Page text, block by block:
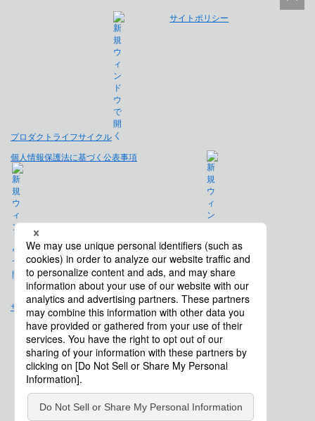
プロダクトライフサイクル
サイトポリシー
個人情報保護法に基づく公表事項
免責事項
サイトマップ